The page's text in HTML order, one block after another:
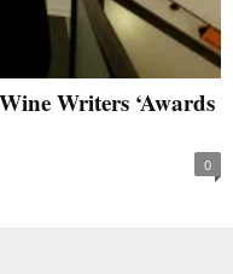
Writers ‘Awards
0